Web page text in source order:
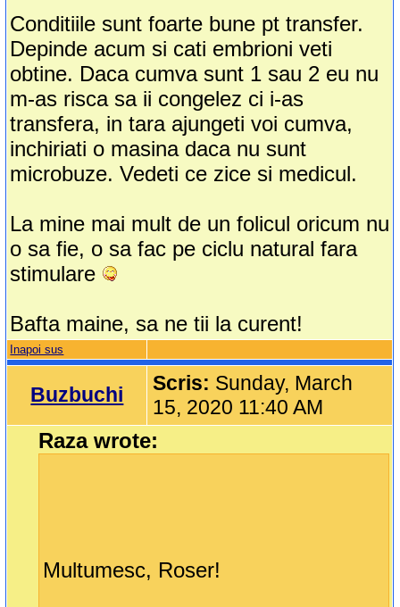
Conditiile sunt foarte bune pt transfer.
Depinde acum si cati embrioni veti
obtine. Daca cumva sunt 1 sau 2 eu nu
m-as risca sa ii congelez ci i-as
transfera, in tara ajungeti voi cumva,
inchiriati o masina daca nu sunt
microbuze. Vedeti ce zice si medicul.
La mine mai mult de un folicul oricum nu
o sa fie, o sa fac pe ciclu natural fara
stimulare
Bafta maine, sa ne tii la curent!
Inapoi sus
Buzbuchi Scris: Sunday, March
15, 2020 11:40 AM
Raza wrote:
Multumesc, Roser!